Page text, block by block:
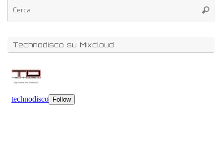
Technodisco su Mixcloud